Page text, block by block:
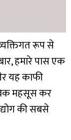
रूप से
हमारे पास एक
यह काफी
महसूस कर
की सबसे